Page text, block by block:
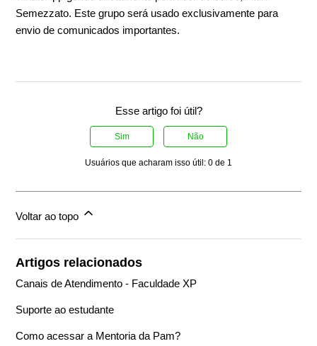
Semezzato. Este grupo será usado exclusivamente para
envio de comunicados importantes.
Esse artigo foi útil?
Sim Não
Usuários que acharam isso útil: 0 de 1
Voltar ao topo
Artigos relacionados
Canais de Atendimento - Faculdade XP
Suporte ao estudante
Como acessar a Mentoria da Pam?